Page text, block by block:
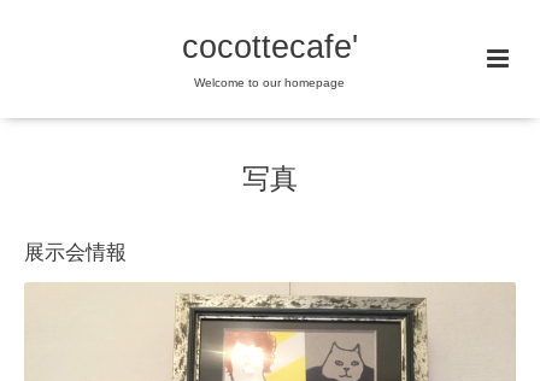
cocottecafe'
Welcome to our homepage
写真
展示会情報